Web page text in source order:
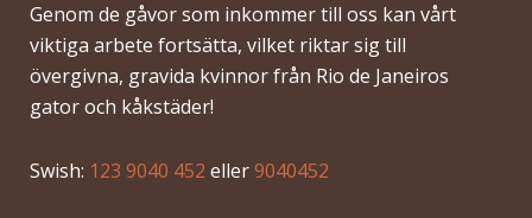
Genom de gåvor som inkommer till oss kan vårt
viktiga arbete fortsätta, vilket riktar sig till
övergivna, gravida kvinnor från Rio de Janeiros
gator och kåkstäder!
Swish: 123 9040 452 eller9040452